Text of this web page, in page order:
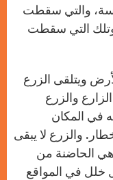
والتي سقطت
وتلك التي سقطت
ويتلقى الزرع
والزرع
في المكان
والزرع لا يبقى
الحاضنة من
خلل في المواقع